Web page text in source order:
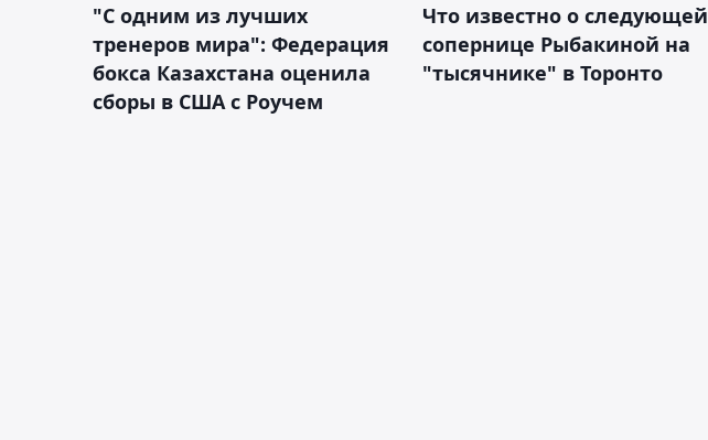
"С одним из лучших
тренеров мира": Федерация
бокса Казахстана оценила
сборы в США с Роучем
Что известно о следующей
сопернице Рыбакиной на
"тысячнике" в Торонто